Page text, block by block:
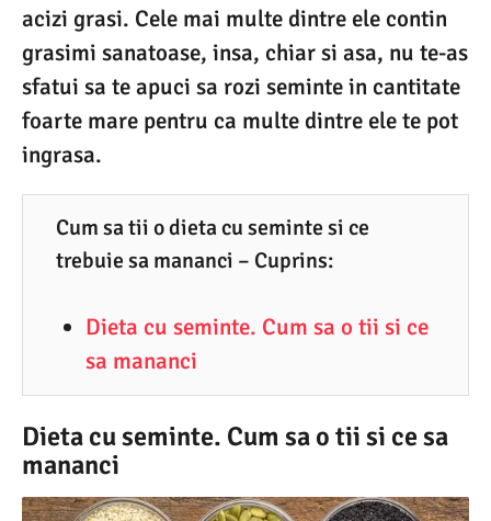
2
0
2
acizi grasi. Cele mai multe dintre ele contin
grasimi sanatoase, insa, chiar si asa, nu te-as
sfatui sa te apuci sa rozi seminte in cantitate
foarte mare pentru ca multe dintre ele te pot
ingrasa.
Cum sa tii o dieta cu seminte si ce
trebuie sa mananci – Cuprins:
Dieta cu seminte. Cum sa o tii si ce
sa mananci
Dieta cu seminte. Cum sa o tii si ce sa
mananci